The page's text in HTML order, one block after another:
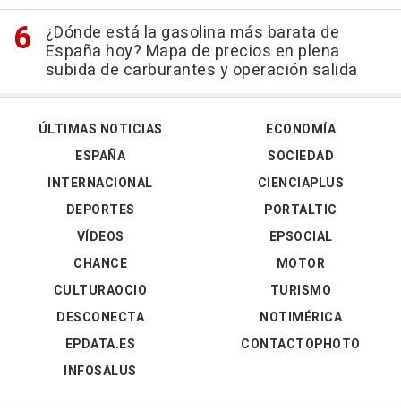
¿Dónde está la gasolina más barata de
España hoy? Mapa de precios en plena
subida de carburantes y operación salida
ÚLTIMAS NOTICIAS
ESPAÑA
INTERNACIONAL
DEPORTES
VÍDEOS
ECONOMÍA
SOCIEDAD
CIENCIAPLUS
PORTALTIC
EPSOCIAL
CHANCE
CULTURAOCIO
DESCONECTA
EPDATA.ES
INFOSALUS
MOTOR
TURISMO
NOTIMÉRICA
CONTACTOPHOTO